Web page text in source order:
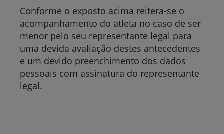
Conforme o exposto acima reitera-se o
acompanhamento do atleta no caso de ser
menor pelo seu representante legal para
uma devida avaliação destes antecedentes
e um devido preenchimento dos dados
pessoais com assinatura do representante
legal.